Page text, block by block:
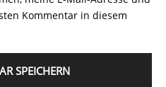
Kommentar in diesem